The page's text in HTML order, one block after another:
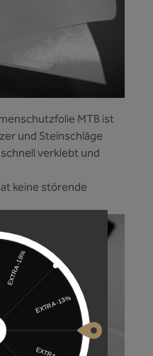
MTB ist
und Steinschläge
verklebt und
keine störende